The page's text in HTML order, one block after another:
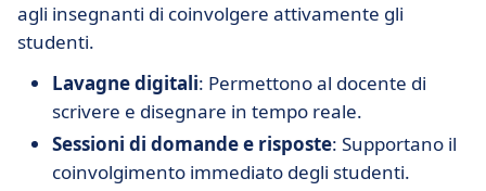
agli insegnanti di coinvolgere attivamente gli
studenti.
Lavagne digitali: Permettono al docente di
scrivere e disegnare in tempo reale.
Sessioni di domande e risposte: Supportano il
coinvolgimento immediato degli studenti.